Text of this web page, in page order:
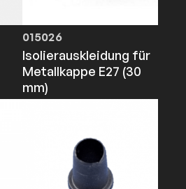
015026
Isolierauskleidung für
Metallkappe E27 (30
mm)